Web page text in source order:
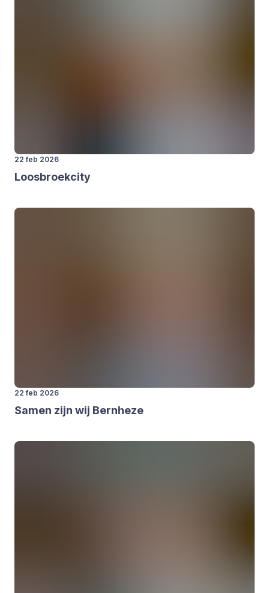
22 feb 2026
Loos­broek­ci­ty
22 feb 2026
Samen zijn wij Bern­he­ze